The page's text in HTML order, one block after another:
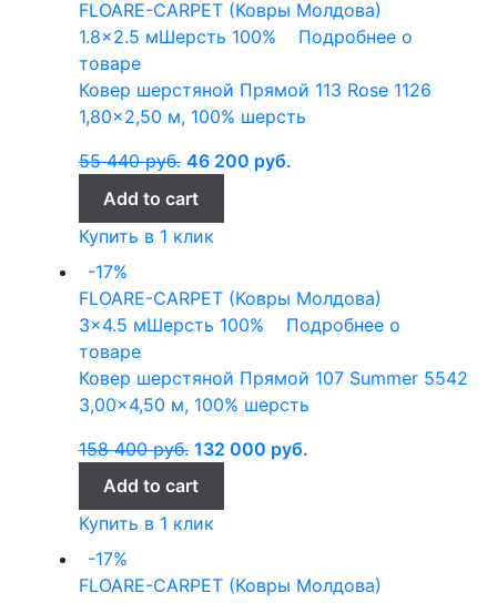
FLOARE-CARPET (Ковры Молдова)
1.8x2.5 мШерсть 100%
Подробнее о
товаре
Ковер шерстяной Прямой 113 Rose 1126
1,80×2,50 м, 100% шерсть
55 440руб. 46 200 руб.
Add to cart
Купить в 1 клик
-17%
FLOARE-CARPET (Ковры Молдова)
3x4.5 мШерсть 100%
Подробнее о
товаре
Ковер шерстяной Прямой 107 Summer 5542
3,00×4,50 м, 100% шерсть
158 400руб. 132 000 руб.
Add to cart
Купить в 1 клик
-17%
FLOARE-CARPET (Ковры Молдова)